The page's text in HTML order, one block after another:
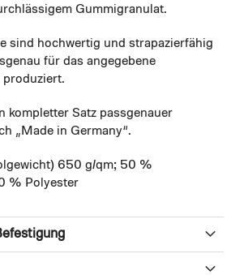
Gummigranulat.
sind hochwertig und strapazierfähig
für das angegebene
produziert.
kompletter Satz passgenauer
„Made in Germany“.
650 g/qm; 50 %
% Polyester